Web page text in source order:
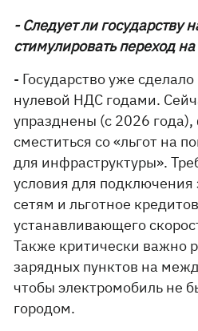
- Следует ли государству
стимулировать переход
- Государство уже
нулевой НДС годами.
упразднены (с 2026
сместиться со «льгот на
для инфраструктуры».
условия для
сетям и льготное
устанавливающего
Также критически важно
зарядных пунктов на
чтобы электромобиль не
городом.